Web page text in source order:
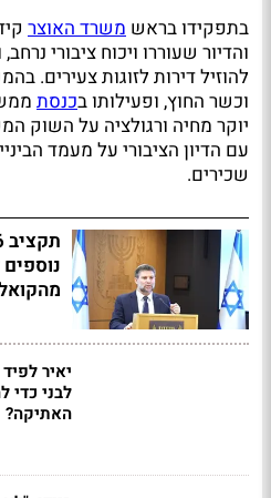
בתפקידו בראש משרד האוצר
והדיור שעוררו ויכוח ציבורי
להוזיל דירות לזוגות צעירים.
וכשר החוץ, ופעילותו בכנסת
יוקר מחיה ורגולציה על השוק
עם הדיון הציבורי על מעמד
שכירים.
מהקואליציה: 790
יאיר
לבני כדי
האתיקה?